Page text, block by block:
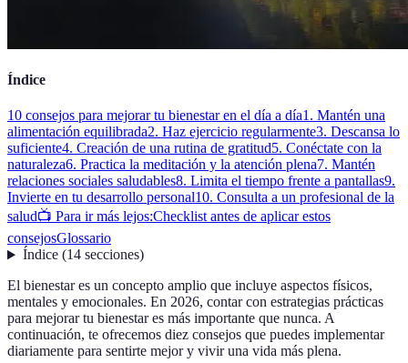
Índice
10 consejos para mejorar tu bienestar en el día a día1. Mantén una
alimentación equilibrada2. Haz ejercicio regularmente3. Descansa lo
suficiente4. Creación de una rutina de gratitud5. Conéctate con la
naturaleza6. Practica la meditación y la atención plena7. Mantén
relaciones sociales saludables8. Limita el tiempo frente a pantallas9.
Invierte en tu desarrollo personal10. Consulta a un profesional de la
salud📺 Para ir más lejos:Checklist antes de aplicar estos
consejosGlossario
Índice(14 secciones)
El bienestar es un concepto amplio que incluye aspectos físicos,
mentales y emocionales. En 2026, contar con estrategias prácticas
para mejorar tu bienestar es más importante que nunca. A
continuación, te ofrecemos diez consejos que puedes implementar
diariamente para sentirte mejor y vivir una vida más plena.